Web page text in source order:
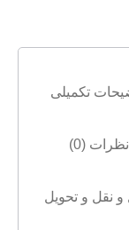
تکمیلی
نظرات (0)
نقل و تحویل